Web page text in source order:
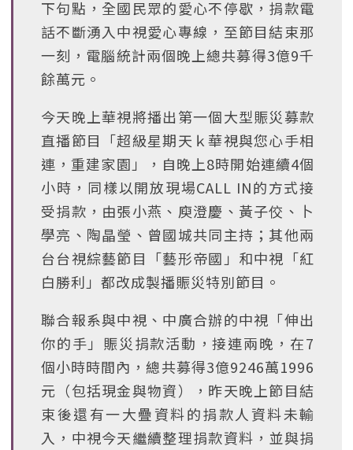
下句點，全國民眾的愛心不停歇，捐款電
話不斷湧入中視愛心專線，至節目結束那
一刻，電腦統計兩個晚上總共募得3億9千
餘萬元。
今天晚上華視將播出第一個大型賑災募款
直播節目「超級星期天ｋ華視與您心手相
連，重建家園」，自晚上8時開始連續4個
小時，同樣以開放現場CALL IN的方式接
受捐款，由張小燕、庾澄慶、黃子佼、卜
學亮、陶晶瑩、曾國城共同主持；其他兩
台台視綜藝節目「藝形帝國」和中視「紅
白勝利」都改成製播賑災特別節目。
聯合報系與中視、中廣合辦的中視「伸出
你的手」賑災捐款活動，接連兩晚，在7
個小時時間內，總共募得3億9246萬1996
元（包括現金與物資），昨天晚上節目結
束後還有一大疊資料的捐款人資料未輸
入，中視今天繼續整理捐款資料，並與捐